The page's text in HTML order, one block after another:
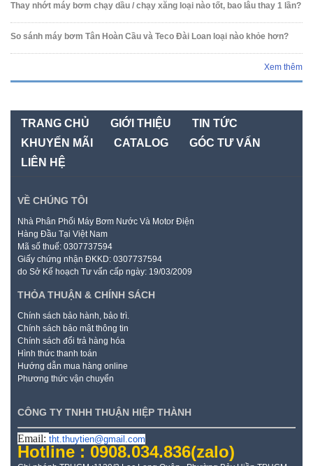
Thay nhớt máy bơm chạy dầu / chạy xăng loại nào tốt, bao lâu thay 1 lần?
So sánh máy bơm Tân Hoàn Cầu và Teco Đài Loan loại nào khỏe hơn?
Xem thêm
TRANG CHỦ GIỚI THIỆU
TIN TỨC
KHUYẾN MÃI
CATALOG
GÓC TƯ VẤN
LIÊN HỆ
VỀ CHÚNG TÔI
Nhà Phân Phối Máy Bơm Nước Và Motor Điện
Hàng Đầu Tại Việt Nam
Mã số thuế: 0307737594
Giấy chứng nhận ĐKKD: 0307737594
do Sở Kế hoạch Tư vấn cấp ngày: 19/03/2009
THỎA THUẬN & CHÍNH SÁCH
Chính sách bảo hành, bảo trì.
Chính sách bảo mật thông tin
Chính sách đổi trả hàng hóa
Hình thức thanh toán
Hướng dẫn mua hàng online
Phương thức vận chuyển
CÔNG TY TNHH THUẬN HIỆP THÀNH
Email: tht.thuytien@gmail.com
Hotline : 0908.034.836(zalo)